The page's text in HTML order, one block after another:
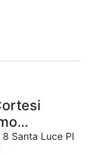
8 Santa Luce PI